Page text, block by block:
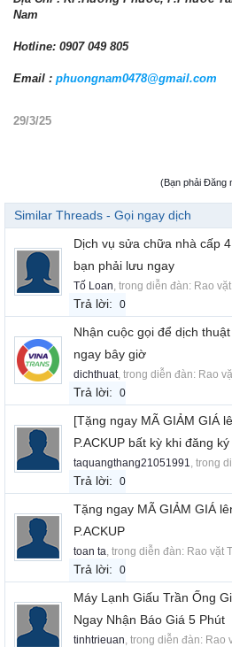
Nam
Hotline: 0907 049 805
Email : phuongnam0478@gmail.com
29/3/25
(Bạn phải Đăng
Similar Threads - Gọi ngay dịch
Dịch vụ sửa chữa nhà cấp
bạn phải lưu ngay
Tố Loan, trong diễn đàn: Rao
Trả lời: 0
Nhận cuộc gọi để dịch
ngay bây giờ
dichthuat, trong diễn đàn: Rao
Trả lời: 0
[Tặng ngay MÃ GIẢM GIÁ
P.ACKUP bất kỳ khi đăng
taquangthang21051991, trong
Trả lời: 0
Tặng ngay MÃ GIẢM GIÁ
P.ACKUP
toan ta, trong diễn đàn: Rao vặt
Trả lời: 0
Máy Lạnh Giấu Trần Ống
Ngay Nhận Báo Giá 5 Phút
tinhtrieuan, trong diễn đàn: Rao